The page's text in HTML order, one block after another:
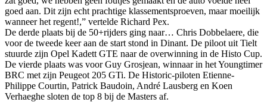
goed aan. Dit zijn echt prachtige klassementsproeven, maar moeilijk
wanneer het regent!,” vertelde Richard Pex.
De derde plaats bij de 50+rijders ging naar… Chris Dobbelaere, die
voor de tweede keer aan de start stond in Dinant. De piloot uit Tielt
stuurde zijn Opel Kadett GTE naar de overwinning in de Histo Cup.
De vierde plaats was voor Guy Grosjean, winnaar in het Youngtimer
BRC met zijn Peugeot 205 GTi. De Historic-piloten Etienne-
Philippe Courtin, Patrick Baudoin, André Lausberg en Koen
Verhaeghe sloten de top 8 bij de Masters af.